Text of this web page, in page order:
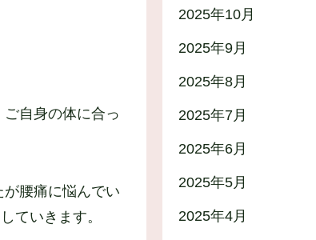
自身の体に合っ
腰痛に悩んでい
ていきます。
2025年10月
2025年9月
2025年8月
2025年7月
2025年6月
2025年5月
2025年4月